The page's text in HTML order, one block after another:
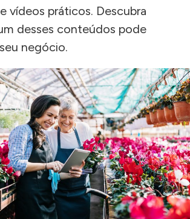
vídeos práticos. Descubra
desses conteúdos pode
negócio.